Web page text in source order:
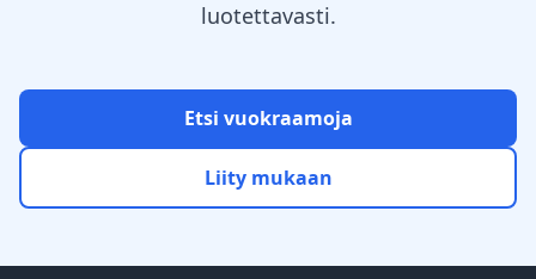
luotettavasti.
Etsi vuokraamoja
Liity mukaan